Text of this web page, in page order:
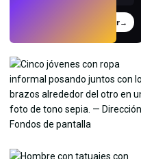
Probar→